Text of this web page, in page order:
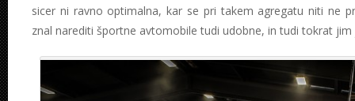
sicer ni ravno optimalna, kar se pri takem agregatu niti ne
znal narediti športne avtomobile tudi udobne, in tudi tokrat jim